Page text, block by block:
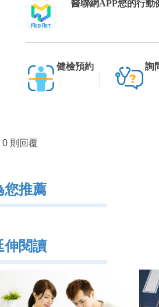
醫聯網APP您的行動
健檢預約 詢
0 則回覆
您推薦
伸閱讀